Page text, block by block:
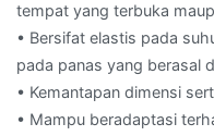
tempat yang terbuka
• Bersifat elastis pada
pada panas yang berasal
• Kemantapan dimensi
• Mampu beradaptasi